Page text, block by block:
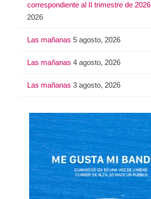
correspondiente al II trimestre de 2026
2026
Las mañanas 5 agosto, 2026
Las mañanas 4 agosto, 2026
Las mañanas 3 agosto, 2026